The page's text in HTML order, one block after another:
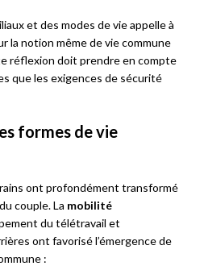
et des modes de vie appelle à
la notion même de vie commune
réflexion doit prendre en compte
que les exigences de sécurité
formes de vie
ont profondément transformé
couple. La mobilité
du télétravail et
ont favorisé l’émergence de
: